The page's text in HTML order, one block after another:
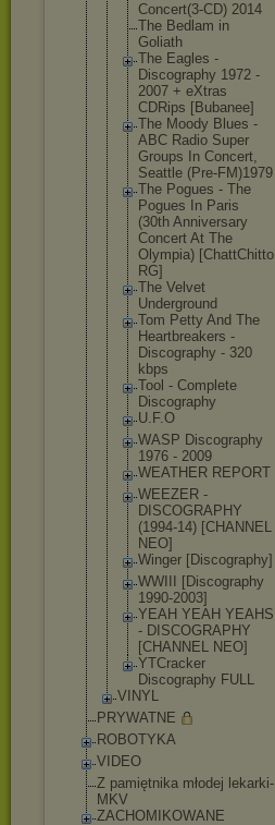
Concert(3-CD) 2014
The Bedlam in
Goliath
The Eagles -
Discography 1972 -
2007 + eXtras
CDRips [Bubanee]
The Moody Blues -
ABC Radio Super
Groups In Concert,
Seattle (Pre-FM)1979
The Pogues - The
Pogues In Paris
(30th Anniversary
Concert At The
Olympia) [ChattChitto
RG]
The Velvet
Underground
Tom Petty And The
Heartbreakers -
Discography - 320
kbps
Tool - Complete
Discography
U.F.O
WASP Discography
1976 - 2009
WEATHER REPORT
WEEZER -
DISCOGRAPHY
(1994-14) [CHANNEL
NEO]
Winger [Discography]
WWIII [Discography
1990-2003]
YEAH YEAH YEAHS
- DISCOGRAPHY
[CHANNEL NEO]
YTCracker
Discography FULL
VINYL
PRYWATNE
ROBOTYKA
VIDEO
Z pamiętnika młodej lekarki-
MKV
ZACHOMIKOWANE